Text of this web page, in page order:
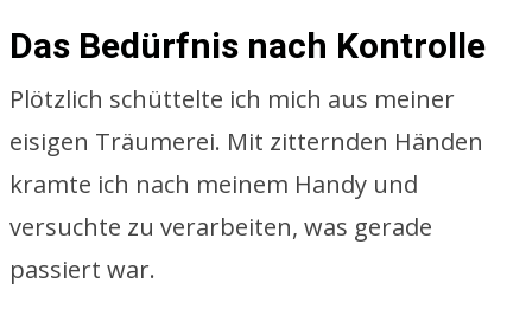
Das Bedürfnis nach Kontrolle
Plötzlich schüttelte ich mich aus meiner
eisigen Träumerei. Mit zitternden Händen
kramte ich nach meinem Handy und
versuchte zu verarbeiten, was gerade
passiert war.